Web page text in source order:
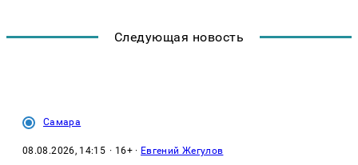
Следующая новость
Самара
08.08.2026, 14:15 · 16+ · Евгений Жегулов